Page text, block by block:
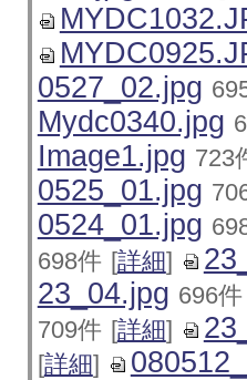
0527_02.jpg
Mydc0340.jpg
Image1.jpg 723
0525_01.jpg
0524_01.jpg
698件 [詳細]
23_04.jpg 696件
709件 [詳細]
[詳細]